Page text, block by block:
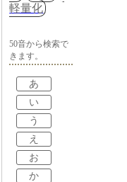
軽量化
50音から検索で
きます。
あ
い
う
え
お
か